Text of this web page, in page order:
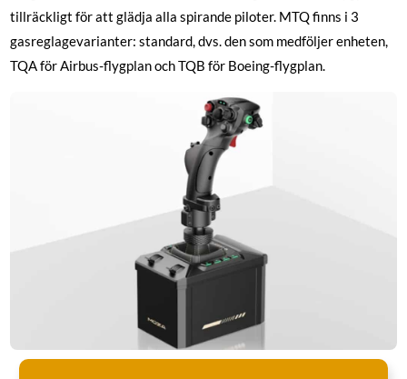
tillräckligt för att glädja alla spirande piloter. MTQ finns i 3
gasreglagevarianter: standard, dvs. den som medföljer enheten,
TQA för Airbus-flygplan och TQB för Boeing-flygplan.